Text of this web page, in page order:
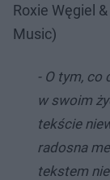
Roxie Węgiel
Music)
- O tym, co
w swoim
tekście
radosna
tekstem